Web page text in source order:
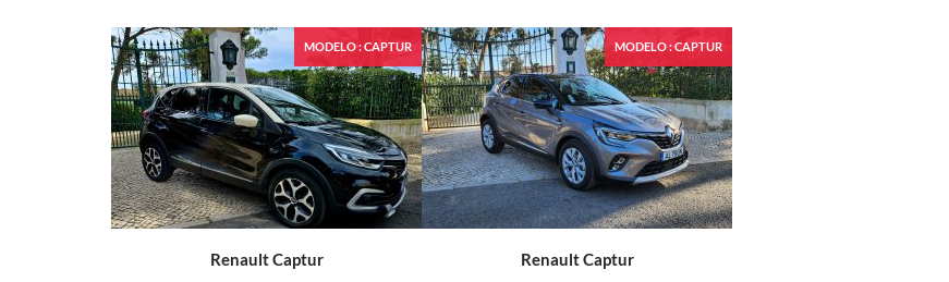
MODELO : CAPTUR
Renault Captur
MODELO : CAPTUR
Renault Captur